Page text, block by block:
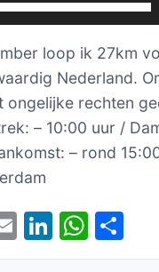
loop ik 27km
Nederland.
ongelijke rechten
– 10:00 uur /
– rond
E
m
Li
n
W
h el